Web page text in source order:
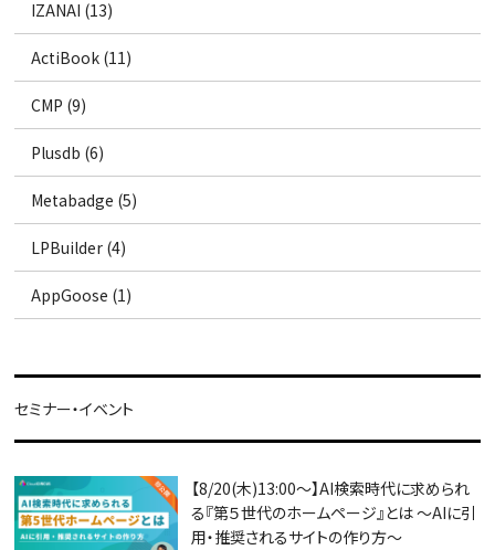
IZANAI (13)
ActiBook (11)
CMP (9)
Plusdb (6)
Metabadge (5)
LPBuilder (4)
AppGoose (1)
セミナー・イベント
【8/20(木)13:00～】AI検索時代に求められ
る『第５世代のホームページ』とは ～AIに引
用・推奨されるサイトの作り方～